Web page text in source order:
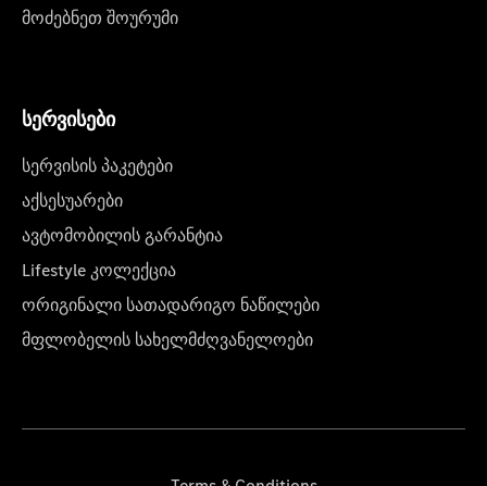
მოძებნეთ შოურუმი
სერვისები
სერვისის პაკეტები
აქსესუარები
ავტომობილის გარანტია
Lifestyle კოლექცია
ორიგინალი სათადარიგო ნაწილები
მფლობელის სახელმძღვანელოები